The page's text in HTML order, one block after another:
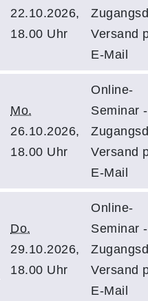
22.10.2026,
18.00 Uhr
Versand
E-Mail
Mo.
26.10.2026,
18.00 Uhr
Online-
Seminar -
Versand
E-Mail
Do.
29.10.2026,
18.00 Uhr
Online-
Seminar -
Versand
E-Mail